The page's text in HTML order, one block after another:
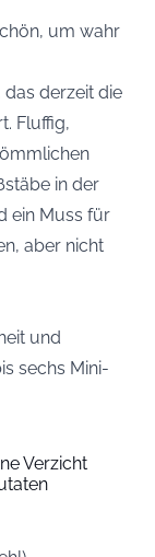
um wahr
das derzeit die
Fluffig,
in der
ein Muss für
aber nicht
und
sechs Mini-
Verzicht